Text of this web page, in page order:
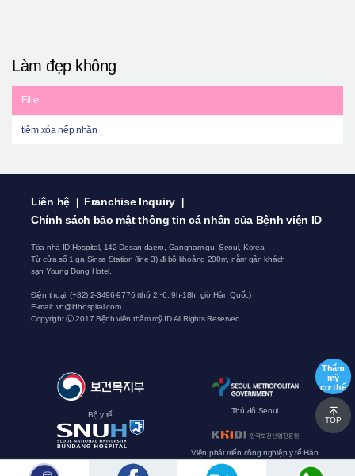
Làm đẹp không
Filler
tiêm xóa nếp nhăn
Liên hệ Franchise Inquiry
Chính sách bảo mật thông tin cá nhân của Bệnh viện ID
Tòa nhà ID Hospital, 142 Dosan-daero, Gangnam-gu, Seoul, Korea
Từ cửa số 1 ga Sinsa Station (line 3) đi bộ khoảng 200m, nằm gần khách
sạn Young Dong Hotel.
Điện thoại: (+82) 2-3496-9776 (thứ 2~6, 9h-18h, giờ Hàn Quốc)
E-mail: vn@idhospital.com
Copyright ⓒ 2017 Bệnh viện thẩm mỹ ID All Rights Reserved.
Bộ y tế Thủ đô Seoul
Bệnh viện Đại học Quốc gia Seoul
Viện phát triển công nghiệp y tế Hàn
Thẩm
mỹ
cơ thể
TOP